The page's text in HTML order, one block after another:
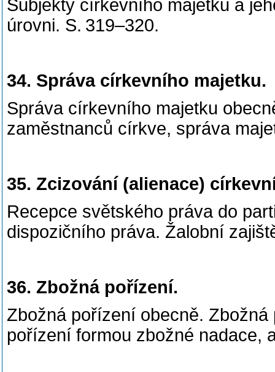
Subjekty církevního majetku a
úrovni. S. 319–320.
34. Správa církevního majetku.
Správa církevního majetku
zaměstnanců církve, správa
35. Zcizování (alienace)
Recepce světského práva do
dispozičního práva. Žalobní
36. Zbožná pořízení.
Zbožná pořízení obecně.
pořízení formou zbožné nadace,